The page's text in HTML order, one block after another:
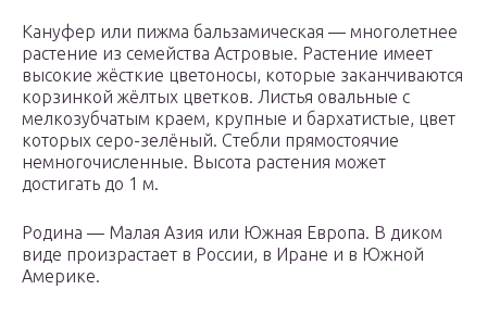
Кануфер или пижма бальзамическая — многолетнее
растение из семейства Астровые. Растение имеет
высокие жёсткие цветоносы, которые заканчиваются
корзинкой жёлтых цветков. Листья овальные с
мелкозубчатым краем, крупные и бархатистые, цвет
которых серо-зелёный. Стебли прямостоячие
немногочисленные. Высота растения может
достигать до 1 м.
Родина — Малая Азия или Южная Европа. В диком
виде произрастает в России, в Иране и в Южной
Америке.